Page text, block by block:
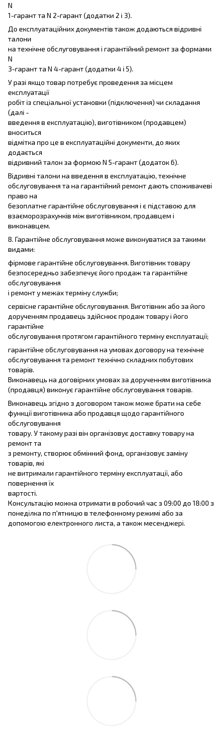
N
1-гарант та N 2-гарант (додатки 2 і 3).
До експлуатаційних документів також додаються відривні
талони
на технічне обслуговування і гарантійний ремонт за формами
N
3-гарант та N 4-гарант (додатки 4 і 5).
У разі якщо товар потребує проведення за місцем
експлуатації
робіт із спеціальної установки (підключення) чи складання
(далі -
введення в експлуатацію), виготівником (продавцем)
вноситься
відмітка про це в експлуатаційні документи, до яких
додається
відривний талон за формою N 5-гарант (додаток 6).
Відривні талони на введення в експлуатацію, технічне
обслуговування та на гарантійний ремонт дають споживачеві
право на
безоплатне гарантійне обслуговування і є підставою для
взаєморозрахунків між виготівником, продавцем і
виконавцем.
8. Гарантійне обслуговування може виконуватися за такими
видами:
фірмове гарантійне обслуговування. Виготівник товару
безпосередньо забезпечує його продаж та гарантійне
обслуговування
і ремонт у межах терміну служби;
сервісне гарантійне обслуговування. Виготівник або за його
дорученням продавець здійснює продаж товару і його
гарантійне
обслуговування протягом гарантійного терміну експлуатації;
гарантійне обслуговування на умовах договору на технічне
обслуговування та ремонт технічно складних побутових
товарів.
Виконавець на договірних умовах за дорученням виготівника
(продавця) виконує гарантійне обслуговування товарів.
Виконавець згідно з договором також може брати на себе
функції виготівника або продавця щодо гарантійного
обслуговування
товару. У такому разі він організовує доставку товару на
ремонт та
з ремонту, створює обмінний фонд, організовує заміну
товарів, які
не витримали гарантійного терміну експлуатації, або
повернення їх
вартості.
Консультацію можна отримати в робочий час з 09:00 до 18:00 з
понеділка по п'ятницю в телефонному режимі або за
допомогою електронного листа, а також месенджері.